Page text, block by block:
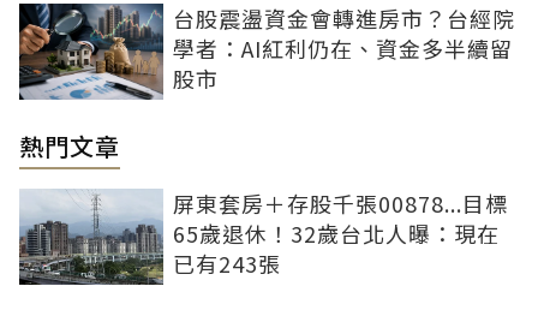
台股震盪資金會轉進房市？台經院
學者：AI紅利仍在、資金多半續留
股市
熱門文章
屏東套房＋存股千張00878...目標
65歲退休！32歲台北人曝：現在
已有243張